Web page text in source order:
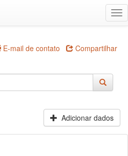
E-mail de contato Compartilhar
Adicionar dados